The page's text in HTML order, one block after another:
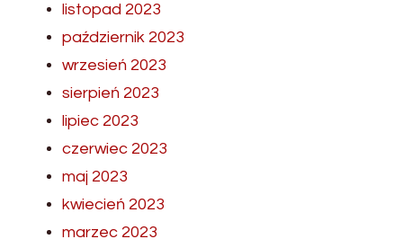
listopad 2023
październik 2023
wrzesień 2023
sierpień 2023
lipiec 2023
czerwiec 2023
maj 2023
kwiecień 2023
marzec 2023